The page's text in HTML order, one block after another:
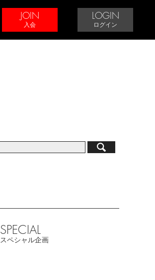
JOIN
入会
LOGIN
ログイン
SPECIAL
スペシャル企画